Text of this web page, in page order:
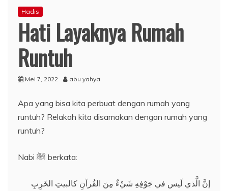
Hadis
Hati Layaknya Rumah
Runtuh
Mei 7, 2022 abu yahya
Apa yang bisa kita perbuat dengan rumah yang
runtuh? Relakah kita disamakan dengan rumah yang
runtuh?
Nabi ﷺ berkata:
إنَّ الَّذي لَيس في جَوْفِهِ شَيْءٌ مِنَ القُرآنِ كالبيتِ الخَرِبِ